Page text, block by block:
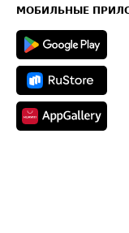
Техническая
МОБИЛЬНЫЕ